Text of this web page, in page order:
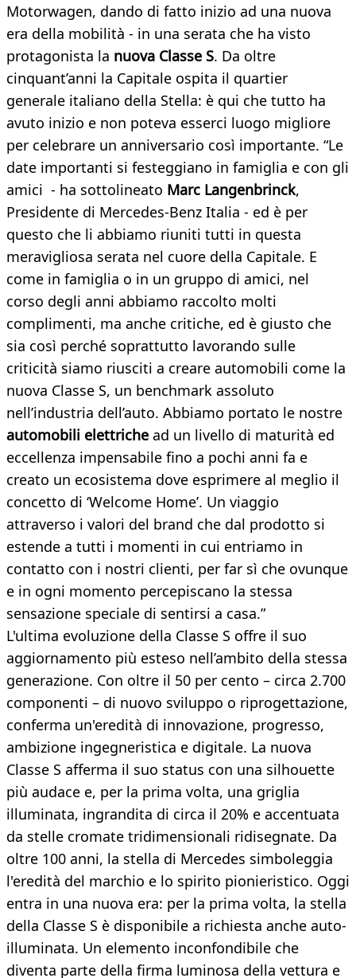
Motorwagen, dando di fatto inizio ad una nuova
era della mobilità - in una serata che ha visto
protagonista la nuova Classe S. Da oltre
cinquant’anni la Capitale ospita il quartier
generale italiano della Stella: è qui che tutto ha
avuto inizio e non poteva esserci luogo migliore
per celebrare un anniversario così importante. “Le
date importanti si festeggiano in famiglia e con gli
amici - ha sottolineato Marc Langenbrinck,
Presidente di Mercedes-Benz Italia - ed è per
questo che li abbiamo riuniti tutti in questa
meravigliosa serata nel cuore della Capitale. E
come in famiglia o in un gruppo di amici, nel
corso degli anni abbiamo raccolto molti
complimenti, ma anche critiche, ed è giusto che
sia così perché soprattutto lavorando sulle
criticità siamo riusciti a creare automobili come la
nuova Classe S, un benchmark assoluto
nell’industria dell’auto. Abbiamo portato le nostre
automobili elettriche ad un livello di maturità ed
eccellenza impensabile fino a pochi anni fa e
creato un ecosistema dove esprimere al meglio il
concetto di ‘Welcome Home’. Un viaggio
attraverso i valori del brand che dal prodotto si
estende a tutti i momenti in cui entriamo in
contatto con i nostri clienti, per far sì che ovunque
e in ogni momento percepiscano la stessa
sensazione speciale di sentirsi a casa.”
L'ultima evoluzione della Classe S offre il suo
aggiornamento più esteso nell’ambito della stessa
generazione. Con oltre il 50 per cento – circa 2.700
componenti – di nuovo sviluppo o riprogettazione,
conferma un'eredità di innovazione, progresso,
ambizione ingegneristica e digitale. La nuova
Classe S afferma il suo status con una silhouette
più audace e, per la prima volta, una griglia
illuminata, ingrandita di circa il 20% e accentuata
da stelle cromate tridimensionali ridisegnate. Da
oltre 100 anni, la stella di Mercedes simboleggia
l'eredità del marchio e lo spirito pionieristico. Oggi
entra in una nuova era: per la prima volta, la stella
della Classe S è disponibile a richiesta anche auto-
illuminata. Un elemento inconfondibile che
diventa parte della firma luminosa della vettura e